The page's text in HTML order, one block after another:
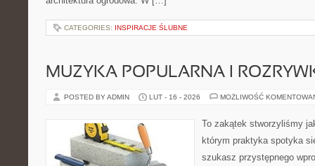
CATEGORIES: INSPIRACJE ŚLUBNE
MUZYKA POPULARNA I
POSTED BY ADMIN LUT - 16 - 2026 MOŻLIWOŚĆ
To zakątek stworzyliśmy
którym praktyka spotyka
szukasz przystępnego